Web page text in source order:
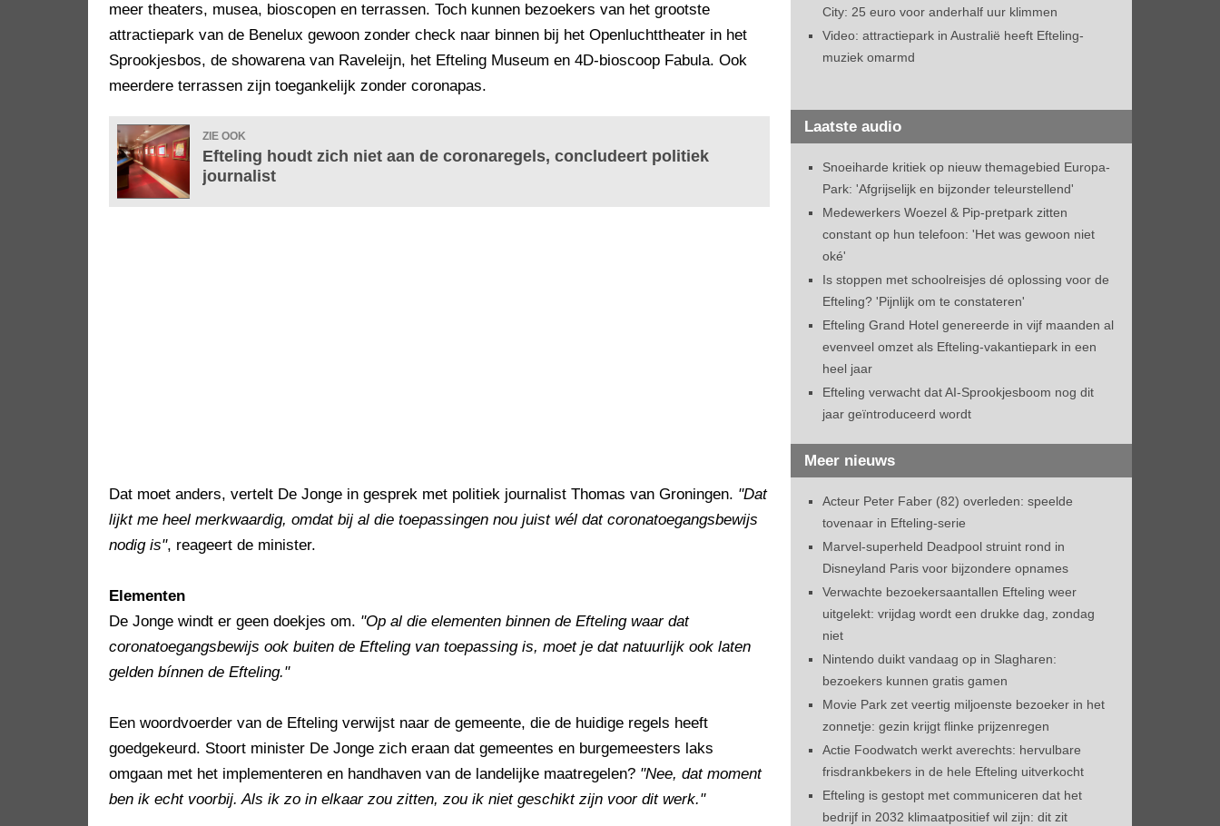
meer theaters, musea, bioscopen en terrassen. Toch kunnen bezoekers van het grootste
attractiepark van de Benelux gewoon zonder check naar binnen bij het Openluchttheater in het
Sprookjesbos, de showarena van Raveleijn, het Efteling Museum en 4D-bioscoop Fabula. Ook
meerdere terrassen zijn toegankelijk zonder coronapas.
ZIE OOK
Efteling houdt zich niet aan de coronaregels, concludeert politiek
journalist
Dat moet anders, vertelt De Jonge in gesprek met politiek journalist Thomas van Groningen. "Dat
lijkt me heel merkwaardig, omdat bij al die toepassingen nou juist wél dat coronatoegangsbewijs
nodig is", reageert de minister.
Elementen
De Jonge windt er geen doekjes om. "Op al die elementen binnen de Efteling waar dat
coronatoegangsbewijs ook buiten de Efteling van toepassing is, moet je dat natuurlijk ook laten
gelden bínnen de Efteling."
Een woordvoerder van de Efteling verwijst naar de gemeente, die de huidige regels heeft
goedgekeurd. Stoort minister De Jonge zich eraan dat gemeentes en burgemeesters laks
omgaan met het implementeren en handhaven van de landelijke maatregelen? "Nee, dat moment
ben ik echt voorbij. Als ik zo in elkaar zou zitten, zou ik niet geschikt zijn voor dit werk."
City: 25 euro voor anderhalf uur klimmen
Video: attractiepark in Australië heeft Efteling-
muziek omarmd
Laatste audio
Snoeiharde kritiek op nieuw themagebied Europa-
Park: 'Afgrijselijk en bijzonder teleurstellend'
Medewerkers Woezel & Pip-pretpark zitten
constant op hun telefoon: 'Het was gewoon niet
oké'
Is stoppen met schoolreisjes dé oplossing voor de
Efteling? 'Pijnlijk om te constateren'
Efteling Grand Hotel genereerde in vijf maanden al
evenveel omzet als Efteling-vakantiepark in een
heel jaar
Efteling verwacht dat AI-Sprookjesboom nog dit
jaar geïntroduceerd wordt
Meer nieuws
Acteur Peter Faber (82) overleden: speelde
tovenaar in Efteling-serie
Marvel-superheld Deadpool struint rond in
Disneyland Paris voor bijzondere opnames
Verwachte bezoekersaantallen Efteling weer
uitgelekt: vrijdag wordt een drukke dag, zondag
niet
Nintendo duikt vandaag op in Slagharen:
bezoekers kunnen gratis gamen
Movie Park zet veertig miljoenste bezoeker in het
zonnetje: gezin krijgt flinke prijzenregen
Actie Foodwatch werkt averechts: hervulbare
frisdrankbekers in de hele Efteling uitverkocht
Efteling is gestopt met communiceren dat het
bedrijf in 2032 klimaatpositief wil zijn: dit zit